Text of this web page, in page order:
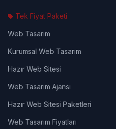
Tek Fiyat Paketi
Web Tasarım
Kurumsal Web Tasarım
Hazır Web Sitesi
Web Tasarım Ajansı
Hazır Web Sitesi Paketleri
Web Tasarım Fiyatları